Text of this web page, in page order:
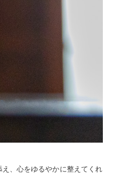
、心をゆるやかに整えてくれ